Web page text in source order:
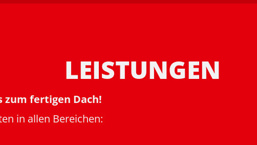
LEISTUNGEN
zum fertigen Dach!
in allen Bereichen: